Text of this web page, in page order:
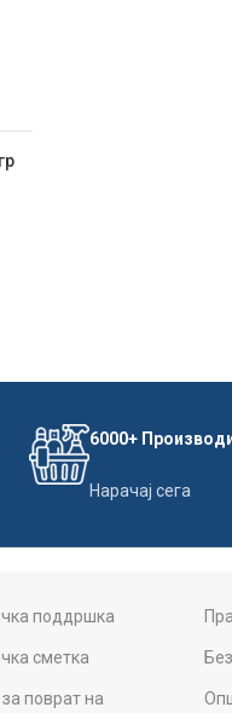
6000+
Нарачај сега
поддршка
сметка
поврат на